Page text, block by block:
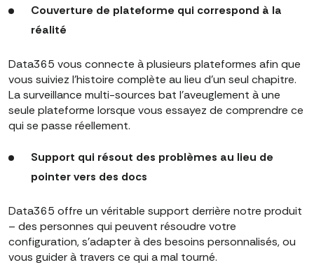
Couverture de plateforme qui correspond à la
réalité
Data365 vous connecte à plusieurs plateformes afin que
vous suiviez l'histoire complète au lieu d'un seul chapitre.
La surveillance multi-sources bat l'aveuglement à une
seule plateforme lorsque vous essayez de comprendre ce
qui se passe réellement.
Support qui résout des problèmes au lieu de
pointer vers des docs
Data365 offre un véritable support derrière notre produit
– des personnes qui peuvent résoudre votre
configuration, s'adapter à des besoins personnalisés, ou
vous guider à travers ce qui a mal tourné.